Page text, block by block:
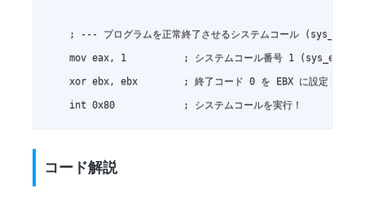
; --- プログラムを正常終了させるシステムコール
mov eax, 1          ; システムコール番号 1 (sys_exit)
xor ebx, ebx        ; 終了コード 0 を EBX に設定 (xor
コード解説